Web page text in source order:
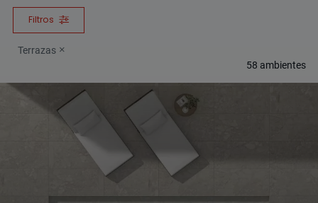
Filtros
Terrazas
58 ambientes